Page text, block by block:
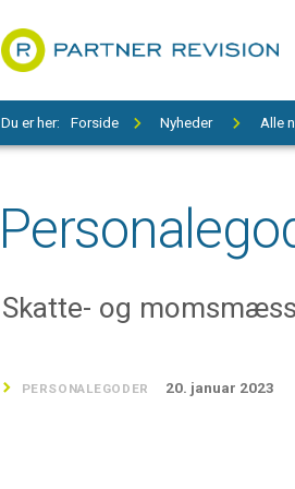
Du er her: Forside Nyheder Alle
Skatte- og
PERSONALEGODER 20. januar 2023